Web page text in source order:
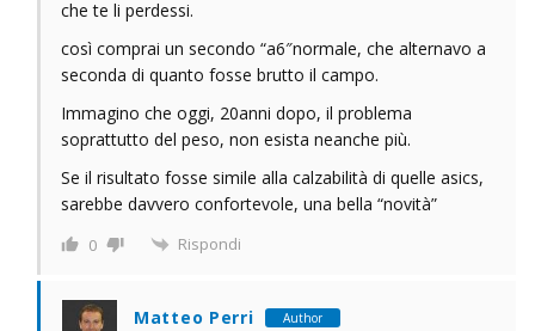
che te li perdessi.
così comprai un secondo “a6″normale, che alternavo a
seconda di quanto fosse brutto il campo.
Immagino che oggi, 20anni dopo, il problema
soprattutto del peso, non esista neanche più.
Se il risultato fosse simile alla calzabilità di quelle asics,
sarebbe davvero confortevole, una bella “novità”
0 Rispondi
Matteo Perri Author